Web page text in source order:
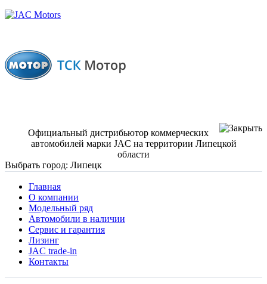
Официальный дистрибьютор коммерческих
автомобилей марки JAC на территории Липецкой
области
Выбрать город: Липецк
Главная
О компании
Модельный ряд
Автомобили в наличии
Сервис и гарантия
Лизинг
JAC trade-in
Контакты